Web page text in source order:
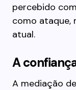
percebido
como ataque,
atual.
A
A mediação